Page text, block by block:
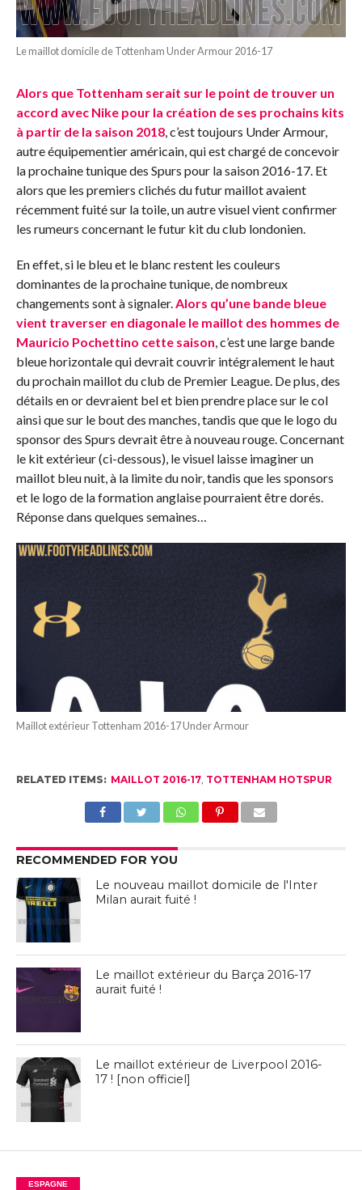
Le maillot domicile de Tottenham Under Armour 2016-17
Alors que Tottenham serait sur le point de trouver un
accord avec Nike pour la création de ses prochains kits
à partir de la saison 2018, c’est toujours Under Armour,
autre équipementier américain, qui est chargé de concevoir
la prochaine tunique des Spurs pour la saison 2016-17. Et
alors que les premiers clichés du futur maillot avaient
récemment fuité sur la toile, un autre visuel vient confirmer
les rumeurs concernant le futur kit du club londonien.
En effet, si le bleu et le blanc restent les couleurs
dominantes de la prochaine tunique, de nombreux
changements sont à signaler.Alors qu’une bande bleue
vient traverser en diagonale le maillot des hommes de
Mauricio Pochettino cette saison, c’est une large bande
bleue horizontale qui devrait couvrir intégralement le haut
du prochain maillot du club de Premier League. De plus, des
détails en or devraient bel et bien prendre place sur le col
ainsi que sur le bout des manches, tandis que que le logo du
sponsor des Spurs devrait être à nouveau rouge. Concernant
le kit extérieur (ci-dessous), le visuel laisse imaginer un
maillot bleu nuit, à la limite du noir, tandis que les sponsors
et le logo de la formation anglaise pourraient être dorés.
Réponse dans quelques semaines…
Maillot extérieur Tottenham 2016-17 Under Armour
RELATED ITEMS: MAILLOT 2016-17, TOTTENHAM HOTSPUR
RECOMMENDED FOR YOU
Le nouveau maillot domicile de l'Inter
Milan aurait fuité !
Le maillot extérieur du Barça 2016-17
aurait fuité !
Le maillot extérieur de Liverpool 2016-
17 ! [non officiel]
ESPAGNE